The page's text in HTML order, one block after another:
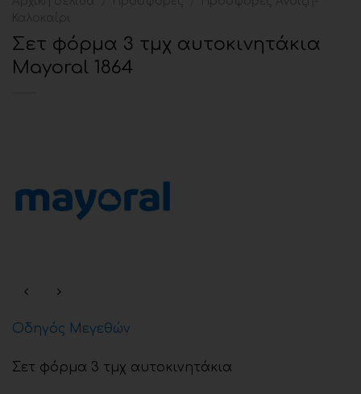
Σετ φόρμα 3 τμχ αυτοκινητάκια
Mayoral 1864
Οδηγός Μεγεθών
Σετ φόρμα 3 τμχ αυτοκινητάκια